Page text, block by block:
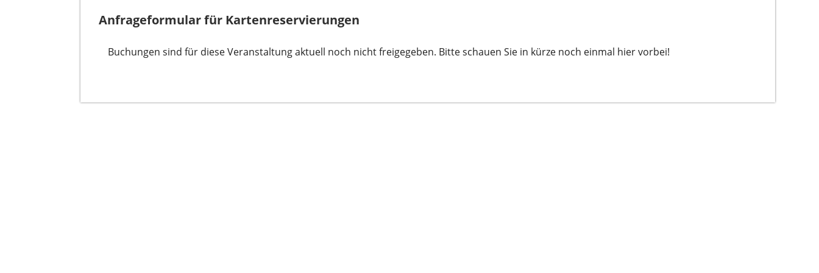
Anfrageformular für Kartenreservierungen
Buchungen sind für diese Veranstaltung aktuell noch nicht freigegeben. Bitte schauen Sie in kürze noch einmal hier vorbei!